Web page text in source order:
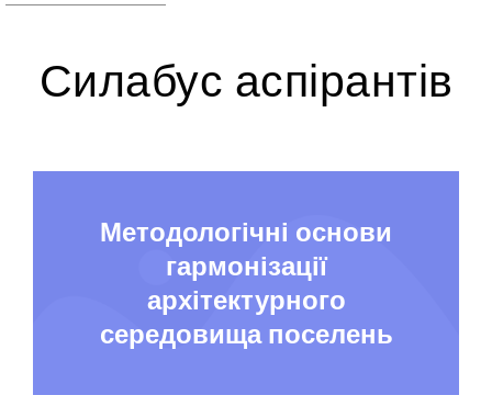
Силабус аспірантів
Методологічні основи
гармонізації
архітектурного
середовища поселень